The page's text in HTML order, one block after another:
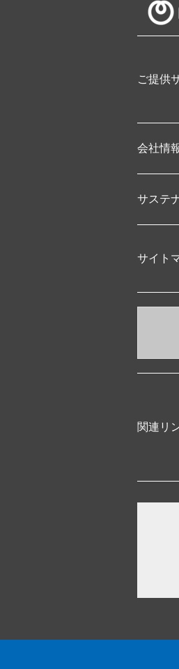
ご提供
会社情
サステ
サイト
関連リ